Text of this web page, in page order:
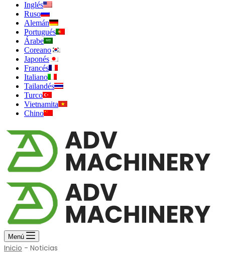
Inglés
Ruso
Alemán
Portugués
Árabe
Coreano
Japonés
Francés
Italiano
Tailandés
Turco
Vietnamita
Chino
Menú
Inicio - Noticias